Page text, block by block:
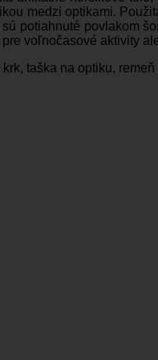
medzi optikami.
potiahnuté povlakom
voľnočasové aktivity
taška na optiku,